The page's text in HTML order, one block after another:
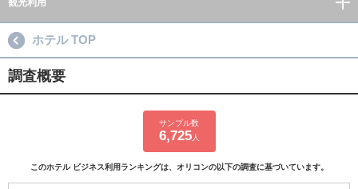
観光利用
ホテル TOP
調査概要
サンプル数
6,725人
このホテル ビジネス利用ランキングは、オリコンの以下の調査に基づいています。